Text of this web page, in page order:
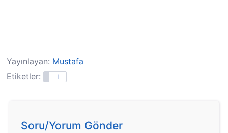
Yayınlayan: Mustafa
Etiketler:
I
Soru/Yorum Gönder